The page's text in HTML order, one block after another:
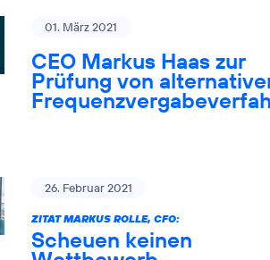
01. März 2021
CEO Markus Haas zur
Prüfung von
26. Februar 2021
ZITAT MARKUS ROLLE, CFO:
Scheuen keinen